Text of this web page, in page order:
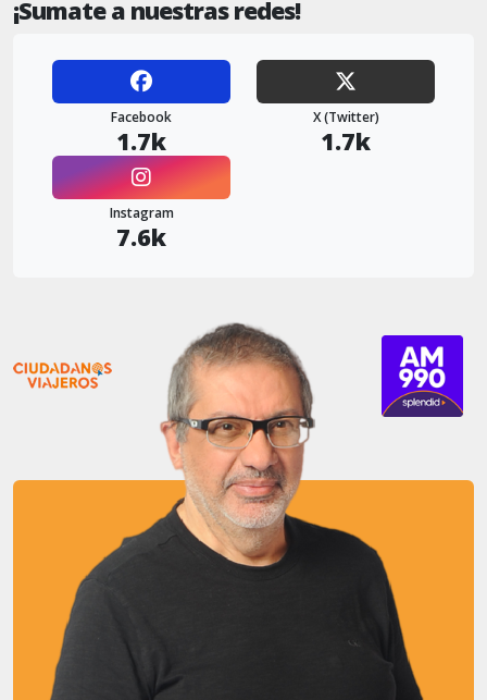
¡Sumate a nuestras redes!
Facebook
1.7k
X (Twitter)
1.7k
Instagram
7.6k